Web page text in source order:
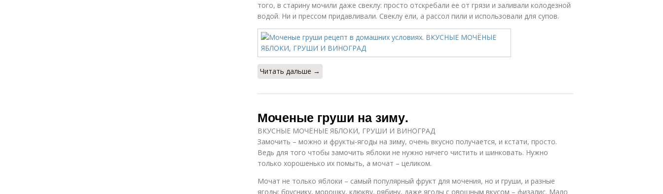
того, в старину мочили даже свеклу: просто отскребали ее от грязи и заливали колодезной
водой. Ни и прессом придавливали. Свеклу ели, а рассол пили и использовали для супов.
Читать дальше →
Моченые груши на зиму.
ВКУСНЫЕ МОЧЁНЫЕ ЯБЛОКИ, ГРУШИ И ВИНОГРАД
Замочить – можно и фрукты-ягоды на зиму, очень вкусно получается, и кстати, просто.
Ведь для того чтобы замочить яблоки не нужно ничего чистить и шинковать. Нужно
только хорошенько их помыть, а мочат – целиком.
Мочат не только яблоки – самый популярный фрукт для мочения, но и груши, и разные
ягоды: бруснику, морошку, клюкву, рябину, даже ягоды с овощным вкусом – физалис. Мало